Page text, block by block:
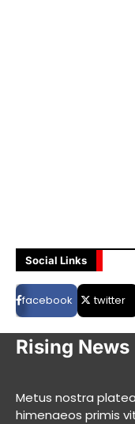
Social Links
facebook twitter
Rising News
Metus nostra
himenaeos primis